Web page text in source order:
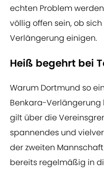
echten Problem
völlig offen sein, ob
Verlängerung einigen.
Heiß begehrt bei
Warum Dortmund so
Benkara-Verlängerung
gilt über die
spannendes und
der zweiten
bereits regelmäßig in